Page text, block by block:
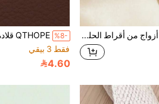
QTHOPE 3 أزواج من أقراط الحلقات الدائرية المبالغ فيها بأحجام كبيرة ومتوسطة وصغيرة، بأسلوب أوروبي وأمريكي، أقراط فاخرة خفيفة الوزن ومصقولة شخصية عالية الجودة، أساور أذن أنيقة وعصرية %8-
فقط 3 بيقي
4.60